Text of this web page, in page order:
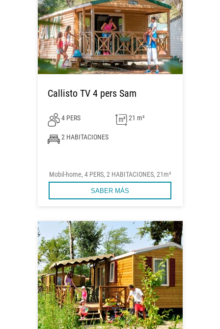
Callisto TV 4 pers Sam
4 PERS 21 m²
2 HABITACIONES
Mobil-home, 4 PERS, 2 HABITACIONES, 21m²
SABER MÁS